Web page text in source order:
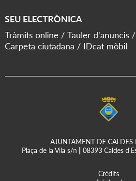
SEU ELECTRÒNICA
Tràmits online
Tauler d'anuncis
Carpeta ciutadana
IDcat mòbil
AJUNTAMENT DE CALDES
Plaça de la Vila s/n
08393 Caldes
Crèdits